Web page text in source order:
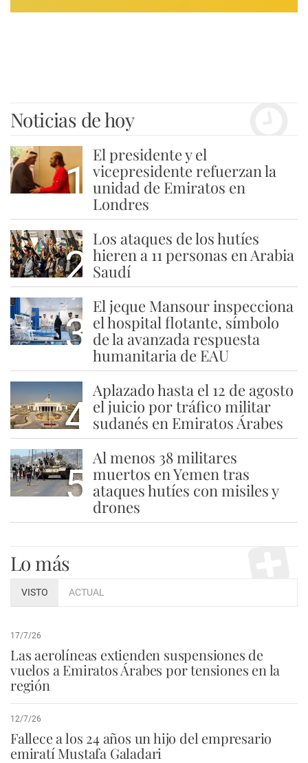
Noticias de hoy
1
El presidente y el
vicepresidente refuerzan la
unidad de Emiratos en
Londres
2
Los ataques de los hutíes
hieren a 11 personas en Arabia
Saudí
3
El jeque Mansour inspecciona
el hospital flotante, símbolo
de la avanzada respuesta
humanitaria de EAU
4
Aplazado hasta el 12 de agosto
el juicio por tráfico militar
sudanés en Emiratos Árabes
5
Al menos 38 militares
muertos en Yemen tras
ataques hutíes con misiles y
drones
Lo más
VISTO ACTUAL
17/7/26
Las aerolíneas extienden suspensiones de
vuelos a Emiratos Árabes por tensiones en la
región
12/7/26
Fallece a los 24 años un hijo del empresario
emiratí Mustafa Galadari